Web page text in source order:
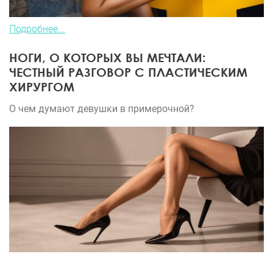
Подробнее...
НОГИ, О КОТОРЫХ ВЫ МЕЧТАЛИ:
ЧЕСТНЫЙ РАЗГОВОР С ПЛАСТИЧЕСКИМ
ХИРУРГОМ
О чем думают девушки в примерочной?